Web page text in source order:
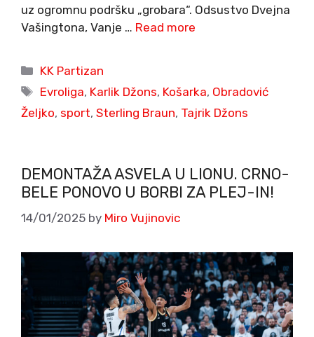
uz ogromnu podršku „grobara“. Odsustvo Dvejna
Vašingtona, Vanje … Read more
Categories
KK Partizan
Tags
Evroliga, Karlik Džons, Košarka, Obradović
Željko, sport, Sterling Braun, Tajrik Džons
DEMONTAŽA ASVELA U LIONU. CRNO-
BELE PONOVO U BORBI ZA PLEJ-IN!
14/01/2025 by Miro Vujinovic